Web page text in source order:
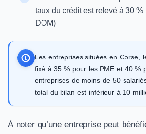
taux du crédit est relevé à 30 %
DOM)
Les entreprises situées en Corse,
fixé à 35 % pour les PME et 40 %
entreprises de moins de 50
total du bilan est inférieur à 10
À noter qu’une entreprise peut